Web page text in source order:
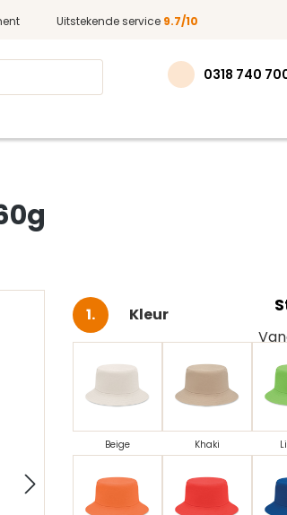
Uitstekende service 9.7/10
0318 740
Selecteer
Kleur
Beige Khaki